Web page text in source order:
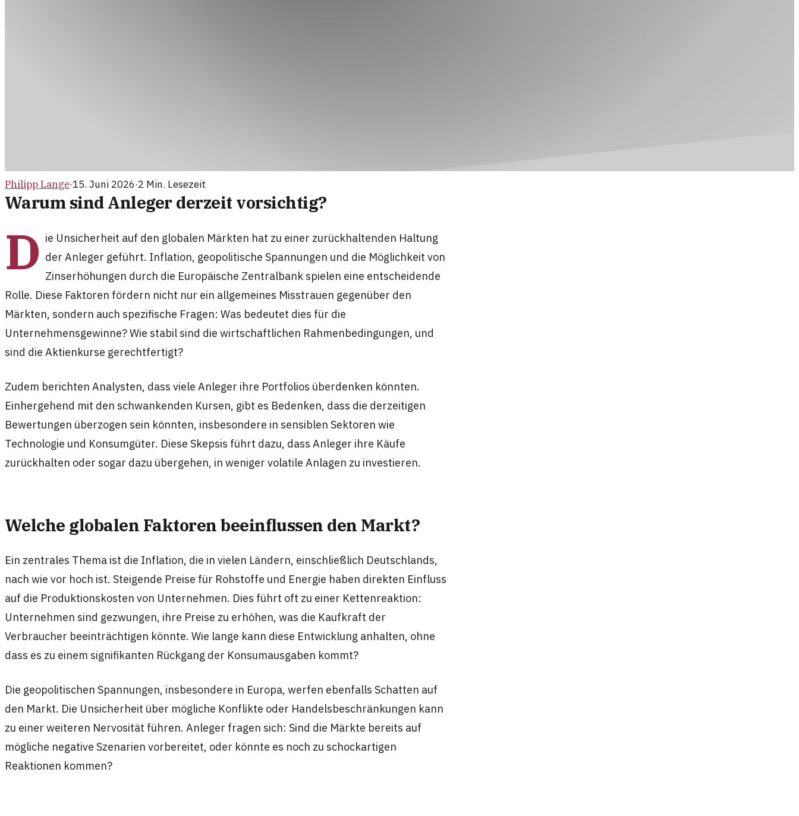
Philipp Lange·15. Juni 2026·2 Min. Lesezeit
Warum sind Anleger derzeit vorsichtig?
D ie Unsicherheit auf den globalen Märkten hat zu einer zurückhaltenden Haltung
der Anleger geführt. Inflation, geopolitische Spannungen und die Möglichkeit von
Zinserhöhungen durch die Europäische Zentralbank spielen eine entscheidende
Rolle. Diese Faktoren fördern nicht nur ein allgemeines Misstrauen gegenüber den
Märkten, sondern auch spezifische Fragen: Was bedeutet dies für die
Unternehmensgewinne? Wie stabil sind die wirtschaftlichen Rahmenbedingungen, und
sind die Aktienkurse gerechtfertigt?
Zudem berichten Analysten, dass viele Anleger ihre Portfolios überdenken könnten.
Einhergehend mit den schwankenden Kursen, gibt es Bedenken, dass die derzeitigen
Bewertungen überzogen sein könnten, insbesondere in sensiblen Sektoren wie
Technologie und Konsumgüter. Diese Skepsis führt dazu, dass Anleger ihre Käufe
zurückhalten oder sogar dazu übergehen, in weniger volatile Anlagen zu investieren.
Welche globalen Faktoren beeinflussen den Markt?
Ein zentrales Thema ist die Inflation, die in vielen Ländern, einschließlich Deutschlands,
nach wie vor hoch ist. Steigende Preise für Rohstoffe und Energie haben direkten Einfluss
auf die Produktionskosten von Unternehmen. Dies führt oft zu einer Kettenreaktion:
Unternehmen sind gezwungen, ihre Preise zu erhöhen, was die Kaufkraft der
Verbraucher beeinträchtigen könnte. Wie lange kann diese Entwicklung anhalten, ohne
dass es zu einem signifikanten Rückgang der Konsumausgaben kommt?
Die geopolitischen Spannungen, insbesondere in Europa, werfen ebenfalls Schatten auf
den Markt. Die Unsicherheit über mögliche Konflikte oder Handelsbeschränkungen kann
zu einer weiteren Nervosität führen. Anleger fragen sich: Sind die Märkte bereits auf
mögliche negative Szenarien vorbereitet, oder könnte es noch zu schockartigen
Reaktionen kommen?